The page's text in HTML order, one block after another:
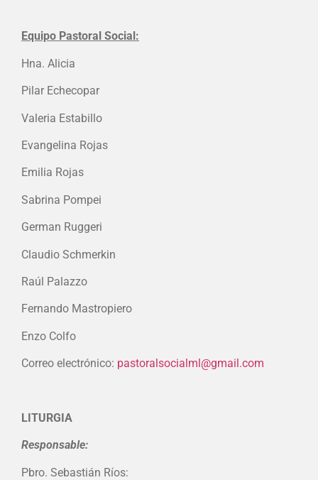
Equipo Pastoral Social:
Hna. Alicia
Pilar Echecopar
Valeria Estabillo
Evangelina Rojas
Emilia Rojas
Sabrina Pompei
German Ruggeri
Claudio Schmerkin
Raúl Palazzo
Fernando Mastropiero
Enzo Colfo
Correo electrónico: pastoralsocialml@gmail.com
LITURGIA
Responsable:
Pbro. Sebastián Ríos: